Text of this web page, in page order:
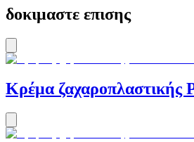
δοκιμαστε επισης
Κρέμα ζαχαροπλαστικής